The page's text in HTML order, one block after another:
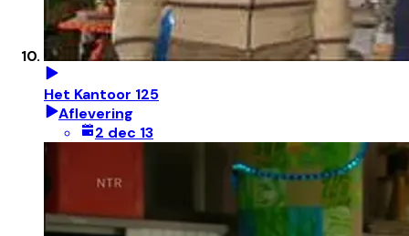
Het Kantoor 125
Aflevering
2 dec 13